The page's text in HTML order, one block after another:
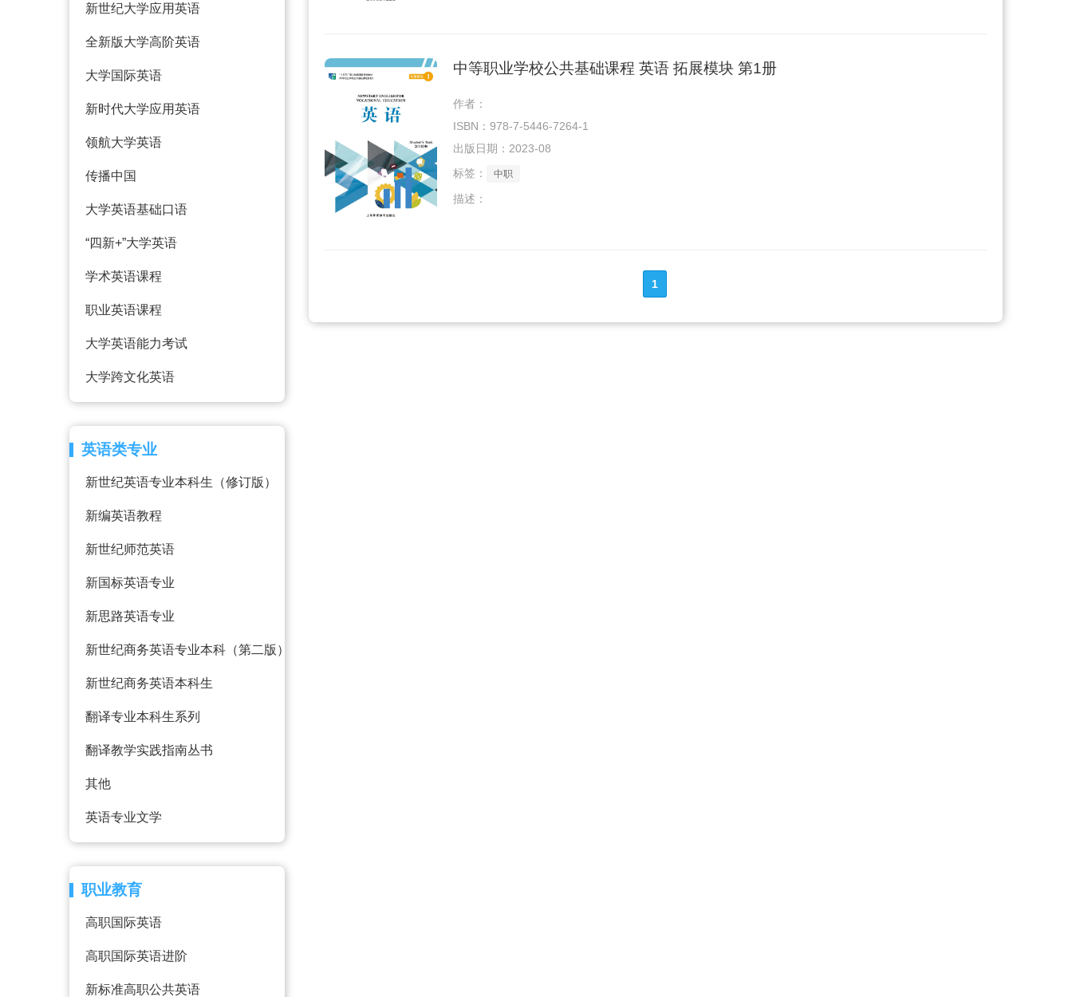
新世纪大学应用英语
全新版大学高阶英语
大学国际英语
新时代大学应用英语
领航大学英语
传播中国
大学英语基础口语
“四新+”大学英语
学术英语课程
职业英语课程
大学英语能力考试
大学跨文化英语
英语类专业
新世纪英语专业本科生（修订版）
新编英语教程
新世纪师范英语
新国标英语专业
新思路英语专业
新世纪商务英语专业本科（第二版）
新世纪商务英语本科生
翻译专业本科生系列
翻译教学实践指南丛书
其他
英语专业文学
职业教育
高职国际英语
高职国际英语进阶
新标准高职公共英语
中等职业学校公共基础课程 英语 拓展模块 第1册
作者：
ISBN：978-7-5446-7264-1
出版日期：2023-08
标签：
中职
描述：
1